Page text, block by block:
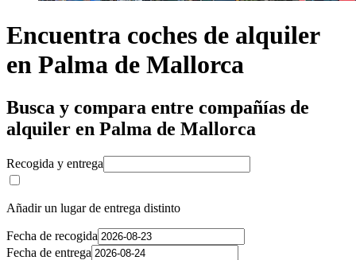
Encuentra coches de alquiler
en Palma de Mallorca
Busca y compara entre compañías de
alquiler en Palma de Mallorca
Recogida y entrega
Añadir un lugar de entrega distinto
Fecha de recogida
Fecha de entrega